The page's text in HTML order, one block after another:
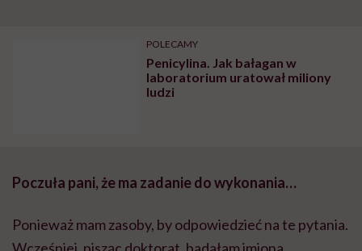
POLECAMY
Penicylina. Jak bałagan w
laboratorium uratował miliony
ludzi
Poczuła pani, że ma zadanie do wykonania…
Ponieważ mam zasoby, by odpowiedzieć na te pytania.